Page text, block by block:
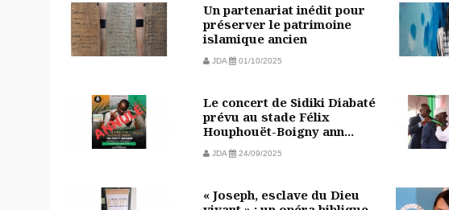
Un partenariat inédit pour
préserver le patrimoine
islamique ancien
JDA 01/10/2025
Le concert de Sidiki Diabaté
prévu au stade Félix
Houphouët-Boigny ann...
JDA 24/09/2025
« Joseph, esclave du Dieu